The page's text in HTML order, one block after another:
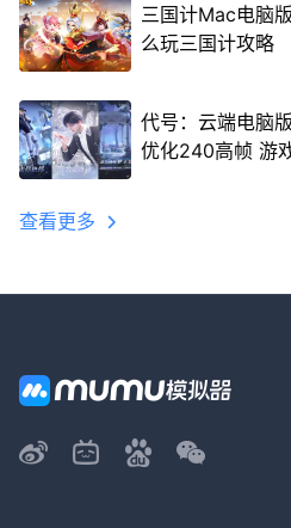
三国计Mac电脑
么玩三国计攻略
代号：云端电脑
优化240高帧 游
查看更多